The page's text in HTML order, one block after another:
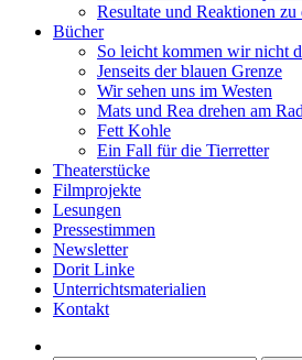
Resultate und Reaktionen
Bücher
So leicht kommen wir nicht
Jenseits der blauen Grenze
Wir sehen uns im Westen
Mats und Rea drehen am
Fett Kohle
Ein Fall für die Tierretter
Theaterstücke
Filmprojekte
Lesungen
Pressestimmen
Newsletter
Dorit Linke
Unterrichtsmaterialien
Kontakt